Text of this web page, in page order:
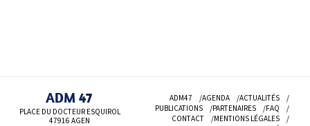
ADM 47
PLACE DU DOCTEUR ESQUIROL
47916 AGEN
ADM47 AGENDA
ACTUALITÉS
PUBLICATIONS
PARTENAIRES
FAQ
CONTACT
MENTIONS LÉGALES